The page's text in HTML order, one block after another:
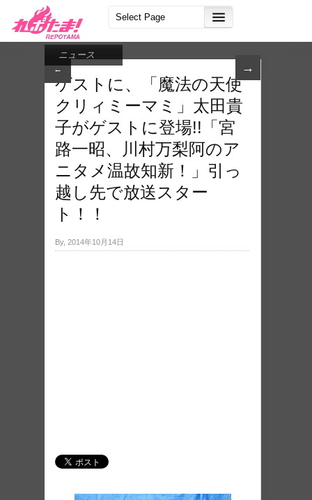
← →
ニュース
ゲストに、「魔法の天使
クリィミーマミ」太田貴
子がゲストに登場!!「宮
路一昭、川村万梨阿のア
ニタメ温故知新！」引っ
越し先で放送スター
ト！！
By, 2014年10月14日